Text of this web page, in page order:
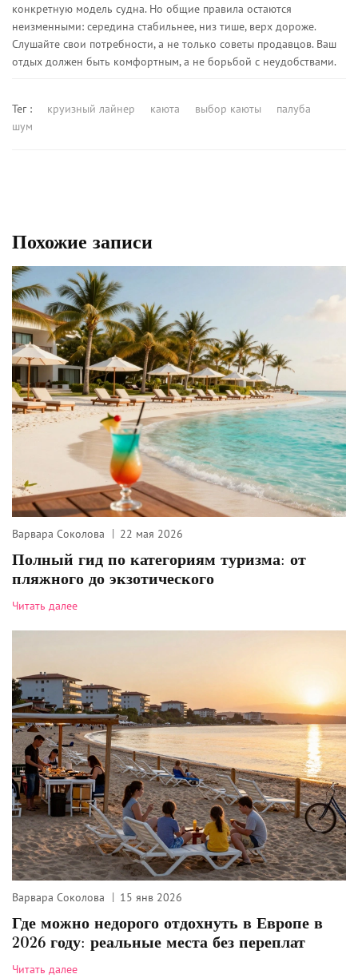
конкретную модель судна. Но общие правила остаются
неизменными: середина стабильнее, низ тише, верх дороже.
Слушайте свои потребности, а не только советы продавцов. Ваш
отдых должен быть комфортным, а не борьбой с неудобствами.
Тег : круизный лайнер каюта выбор каюты
палуба
шум
Похожие записи
Варвара Соколова 22 мая 2026
Полный гид по категориям туризма: от
пляжного до экзотического
Читать далее
Варвара Соколова 15 янв 2026
Где можно недорого отдохнуть в Европе в
2026 году: реальные места без переплат
Читать далее